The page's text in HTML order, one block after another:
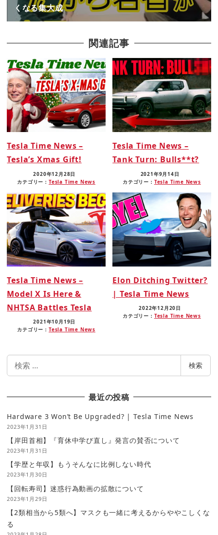
くなる集大成
関連記事
Tesla Time News –
Tesla’s Xmas Gift!
2020年12月28日
カテゴリー： Tesla Time News
Tesla Time News –
Tank Turn: Bulls**t?
2021年9月14日
カテゴリー： Tesla Time News
Tesla Time News –
Model X Is Here &
NHTSA Battles Tesla
2021年10月19日
カテゴリー： Tesla Time News
Elon Ditching Twitter?
| Tesla Time News
2022年12月20日
カテゴリー： Tesla Time News
検
検索
最近の投稿
Hardware 3 Won’t Be Upgraded? | Tesla Time News
2023年1月31日
【岸田首相】『育休中学び直し』発言の賛否について
2023年1月31日
【学歴と年収】もうそんなに比例しない時代
2023年1月30日
【回転寿司】迷惑行為動画の拡散について
2023年1月29日
【2類相当から5類へ】マスクも一緒に考えるからややこしくな
る